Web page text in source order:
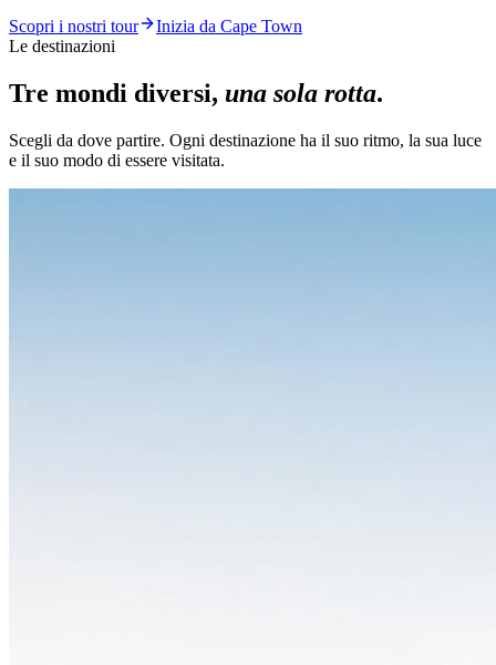
Scopri i nostri tour
Inizia da Cape Town
Le destinazioni
Tre mondi diversi, una sola rotta.
Scegli da dove partire. Ogni destinazione ha il suo ritmo, la sua luce
e il suo modo di essere visitata.